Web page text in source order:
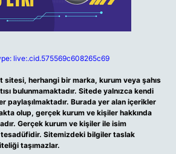
live:.cid.575569c608265c69
sitesi, herhangi bir marka, kurum veya şahıs
bulunmamaktadır. Sitede yalnızca kendi
paylaşılmaktadır. Burada yer alan içerikler
olup, gerçek kurum ve kişiler hakkında
Gerçek kurum ve kişiler ile isim
Sitemizdeki bilgiler taslak
taşımazlar.